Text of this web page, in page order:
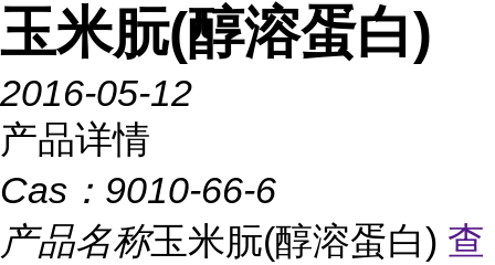
玉米朊(醇溶蛋白)
2016-05-12
产品详情
Cas： 9010-66-6
产品名称玉米朊(醇溶蛋白) 查